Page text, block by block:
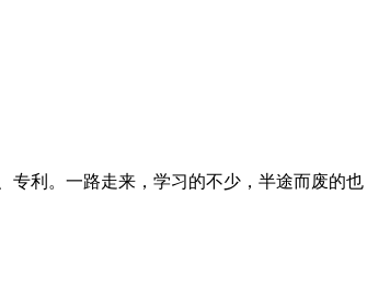
专利。一路走来，学习的不少，半途而废的也